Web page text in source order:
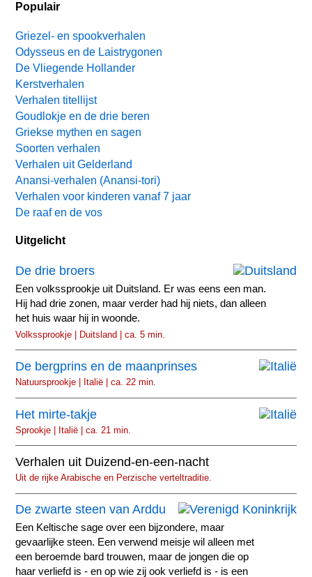
Populair
Griezel- en spookverhalen
Odysseus en de Laistrygonen
De Vliegende Hollander
Kerstverhalen
Verhalen titellijst
Goudlokje en de drie beren
Griekse mythen en sagen
Soorten verhalen
Verhalen uit Gelderland
Anansi-verhalen (Anansi-tori)
Verhalen voor kinderen vanaf 7 jaar
De raaf en de vos
Uitgelicht
De drie broers
Een volkssprookje uit Duitsland. Er was eens een man.
Hij had drie zonen, maar verder had hij niets, dan alleen
het huis waar hij in woonde.
Volkssprookje | Duitsland | ca. 5 min.
De bergprins en de maanprinses
Natuursprookje | Italië | ca. 22 min.
Het mirte-takje
Sprookje | Italië | ca. 21 min.
Verhalen uit Duizend-en-een-nacht
Uit de rijke Arabische en Perzische verteltraditie.
De zwarte steen van Arddu
Een Keltische sage over een bijzondere, maar
gevaarlijke steen. Een verwend meisje wil alleen met
een beroemde bard trouwen, maar de jongen die op
haar verliefd is - en op wie zij ook verliefd is - is een